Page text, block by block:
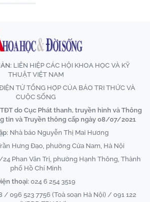
LIÊN HIỆP CÁC HỘI KHOA HỌC VÀ KỸ
THUẬT VIỆT NAM
TỬ TỔNG HỢP CỦA BÁO TRI THỨC VÀ
CUỘC SỐNG
do Cục Phát thanh, truyền hình và Thông
tin và Truyền thông cấp ngày 08/07/2021
Nhà báo Nguyễn Thị Mai Hương
Hưng Đạo, phường Cửa Nam, Hà Nội
Phan Văn Trị, phường Hạnh Thông, Thành
phố Hồ Chí Minh
thoại: 024 6 254 3519
/ 096 523 7756 (Toà soạn Hà Nội) / 091 122